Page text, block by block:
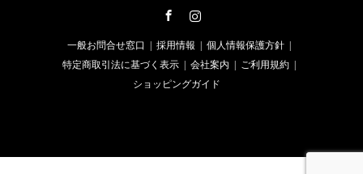
一般お問合せ窓口 採用情報
個人情報保護方針
特定商取引法に基づく表示
会社案内
ご利用規約
ショッピングガイド